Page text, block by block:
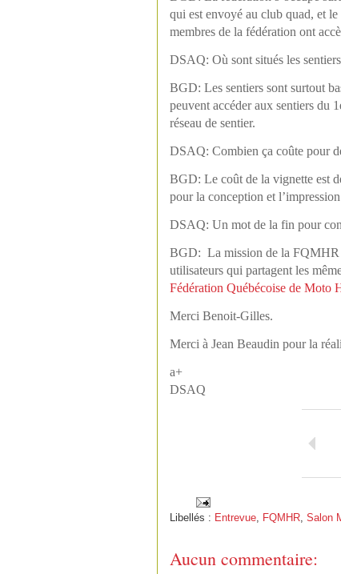
qui est envoyé au club quad, et
membres de la fédération ont
DSAQ: Où sont situés les
BGD: Les sentiers sont surtout
peuvent accéder aux sentiers du
réseau de sentier.
DSAQ: Combien ça coûte pour
BGD: Le coût de la vignette est
pour la conception et
DSAQ: Un mot de la fin pour
BGD: La mission de la FQMHR
utilisateurs qui partagent les
Fédération Québécoise de Moto
Merci Benoit-Gilles.
Merci à Jean Beaudin pour la
a+
DSAQ
Libellés : Entrevue FQMHR Salon
Aucun commentaire: